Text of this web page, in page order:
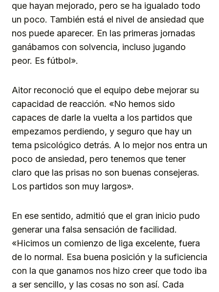
que hayan mejorado, pero se ha igualado todo
un poco. También está el nivel de ansiedad que
nos puede aparecer. En las primeras jornadas
ganábamos con solvencia, incluso jugando
peor. Es fútbol».
Aitor reconoció que el equipo debe mejorar su
capacidad de reacción. «No hemos sido
capaces de darle la vuelta a los partidos que
empezamos perdiendo, y seguro que hay un
tema psicológico detrás. A lo mejor nos entra un
poco de ansiedad, pero tenemos que tener
claro que las prisas no son buenas consejeras.
Los partidos son muy largos».
En ese sentido, admitió que el gran inicio pudo
generar una falsa sensación de facilidad.
«Hicimos un comienzo de liga excelente, fuera
de lo normal. Esa buena posición y la suficiencia
con la que ganamos nos hizo creer que todo iba
a ser sencillo, y las cosas no son así. Cada